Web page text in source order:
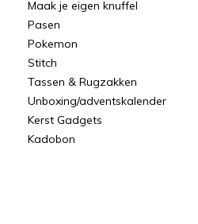
Maak je eigen knuffel
Pasen
Pokemon
Stitch
Tassen & Rugzakken
Unboxing/adventskalender
Kerst Gadgets
Kadobon